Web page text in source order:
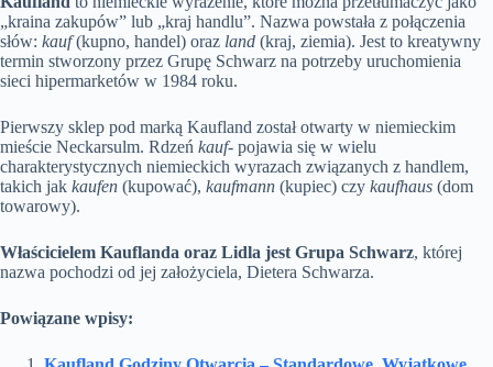
„kraina zakupów” lub „kraj handlu”. Nazwa powstała z połączenia
słów: kauf(kupno, handel) oraz land (kraj, ziemia). Jest to kreatywny
termin stworzony przez Grupę Schwarz na potrzeby uruchomienia
sieci hipermarketów w 1984 roku.
Pierwszy sklep pod marką Kaufland został otwarty w niemieckim
mieście Neckarsulm. Rdzeń kauf- pojawia się w wielu
charakterystycznych niemieckich wyrazach związanych z handlem,
takich jak kaufen (kupować), kaufmann (kupiec) czy kaufhaus (dom
towarowy).
Właścicielem Kauflanda oraz Lidla jest Grupa Schwarz, której
nazwa pochodzi od jej założyciela, Dietera Schwarza.
Powiązane wpisy: